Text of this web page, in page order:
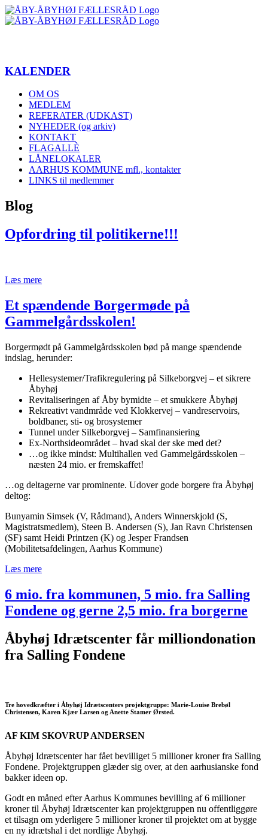
Skip
to
KALENDER
OM OS
MEDLEM
REFERATER (UDKAST)
NYHEDER (og arkiv)
KONTAKT
FLAGALLÈ
LÅNELOKALER
AARHUS KOMMUNE mfl., kontakter
LINKS til medlemmer
Blog
Opfordring til politikerne!!!
Læs mere
Et spændende Borgermøde på
Gammelgårdsskolen!
Borgermødt på Gammelgårdsskolen bød på mange spændende
indslag, herunder:
Hellesystemer/Trafikregulering på Silkeborgvej – et sikrere
Åbyhøj
Revitaliseringen af Åby bymidte – et smukkere Åbyhøj
Rekreativt vandmråde ved Klokkervej – vandreservoirs,
boldbaner, sti- og brosystemer
Tunnel under Silkeborgvej – Samfinansiering
Ex-Northsideområdet – hvad skal der ske med det?
…og ikke mindst: Multihallen ved Gammelgårdsskolen –
næsten 24 mio. er fremskaffet!
…og deltagerne var prominente. Udover gode borgere fra Åbyhøj
deltog:
Bunyamin Simsek (V, Rådmand), Anders Winnerskjold (S,
Magistratsmedlem), Steen B. Andersen (S), Jan Ravn Christensen
(SF) samt Heidi Printzen (K) og Jesper Frandsen
(Mobilitetsafdelingen, Aarhus Kommune)
Læs mere
6 mio. fra kommunen, 5 mio. fra Salling
Fondene og gerne 2,5 mio. fra borgerne
Åbyhøj Idrætscenter får milliondonation
fra Salling Fondene
Tre hovedkræfter i Åbyhøj Idrætscenters projektgruppe: Marie-Louise Brebøl
Christensen, Karen Kjær Larsen og Anette Stamer Ørsted.
AF KIM SKOVRUP ANDERSEN
Åbyhøj Idrætscenter har fået bevilliget 5 millioner kroner fra Salling
Fondene. Projektgruppen glæder sig over, at den aarhusianske fond
bakker ideen op.
Godt en måned efter Aarhus Kommunes bevilling af 6 millioner
kroner til Åbyhøj Idrætscenter kan projektgruppen nu offentliggøre
et tilsagn om yderligere 5 millioner kroner til projektet om at bygge
en ny idrætshal i det nordlige Åbyhøj.